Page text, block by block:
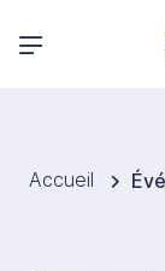
Menu principal
Accueil